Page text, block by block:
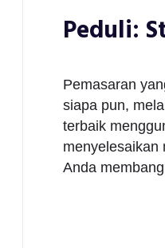
Peduli:
Pemasaran
siapa pun,
terbaik
menyelesaikan
Anda